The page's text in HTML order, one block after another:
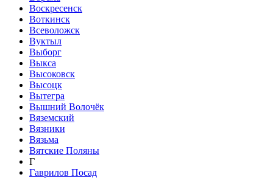
Воскресенск
Воткинск
Всеволожск
Вуктыл
Выборг
Выкса
Высоковск
Высоцк
Вытегра
Вышний Волочёк
Вяземский
Вязники
Вязьма
Вятские Поляны
Г
Гаврилов Посад